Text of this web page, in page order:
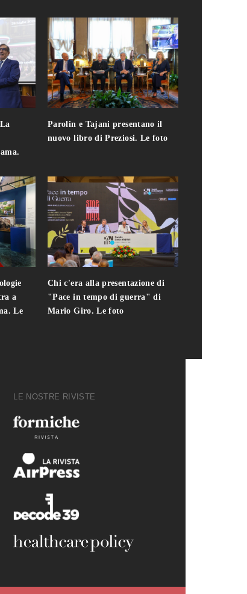
a
Le
Parolin e Tajani presentano il
nuovo libro di Preziosi. Le foto
Chi c'era alla presentazione di
"Pace in tempo di guerra" di
Mario Giro. Le foto
LE NOSTRE RIVISTE